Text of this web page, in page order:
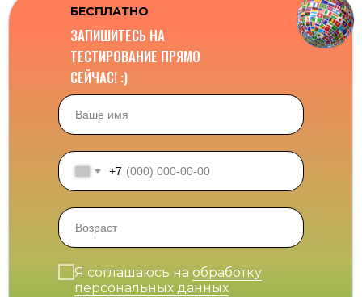
+7
Я соглашаюсь на обработку
персональных данных
БЕСПЛАТНО
ЗАПИШИТЕСЬ НА
ТЕСТИРОВАНИЕ ПРЯМО
СЕЙЧАС! :)